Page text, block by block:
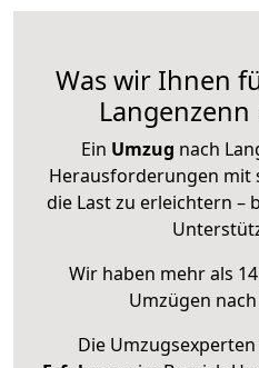
Was wir Ihnen
Ein Umzug nach
Herausforderungen mit
die Last zu erleichtern –
Wir haben mehr als
Umzügen nach
Die